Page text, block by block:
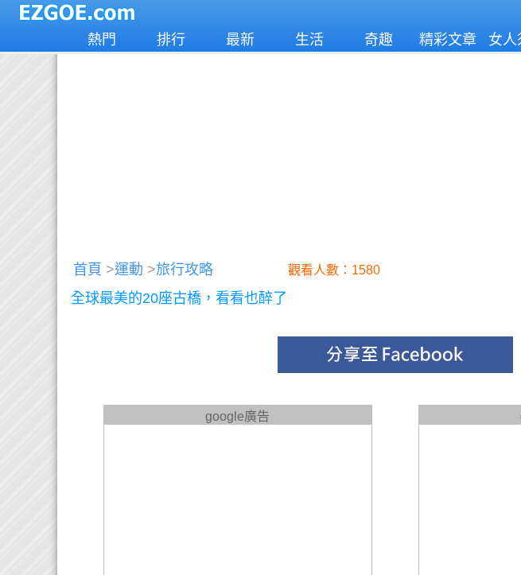
熱門 排行 最新 生活 奇趣 精彩文章 女人
首頁 >運動 >旅行攻略 觀看人數：1580
全球最美的20座古橋，看看也醉了
google廣告